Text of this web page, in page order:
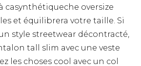
casynthétiqueche oversize
et équilibrera votre taille. Si
style streetwear décontracté,
tall slim avec une veste
les choses cool avec un col